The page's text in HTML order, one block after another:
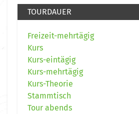
TOURDAUER
Freizeit-mehrtägig
Kurs
Kurs-eintägig
Kurs-mehrtägig
Kurs-Theorie
Stammtisch
Tour abends